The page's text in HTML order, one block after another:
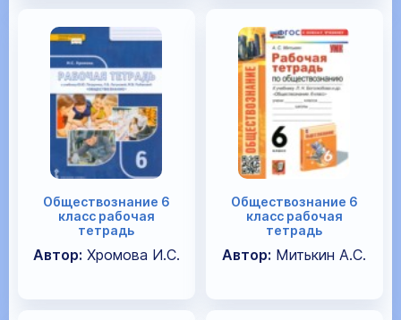
Обществознание 6
класс рабочая
тетрадь
Автор: Хромова И.С.
Обществознание 6
класс рабочая
тетрадь
Автор: Митькин А.С.